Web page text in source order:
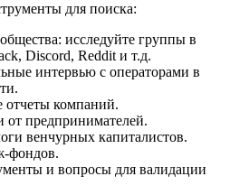
для поиска:
исследуйте группы в
Discord, Reddit и т.д.
интервью с операторами в
компаний.
от предпринимателей.
венчурных капиталистов.
фондов.
и вопросы для валидации